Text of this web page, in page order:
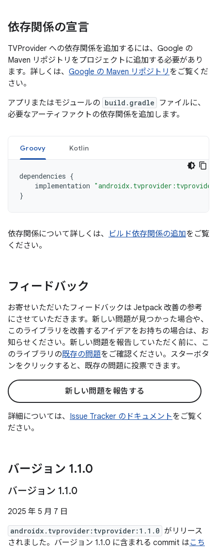
依存関係の宣言
TVProvider への依存関係を追加するには、Google の
Maven リポジトリをプロジェクトに追加する必要があり
ます。詳しくは、 Google の Maven リポジトリ をご覧くだ
さい。
アプリまたはモジュールの build.gradle
ファイルに、
必要なアーティファクトの依存関係を追加します。
Groovy Kotlin
dependencies {
implementation
}
依存関係について詳しくは、 ビルド依存関係の追加をご覧
ください。
フィードバック
お寄せいただいたフィードバックは Jetpack 改善の参考
にさせていただきます。新しい問題が見つかった場合や、
このライブラリを改善するアイデアをお持ちの場合は、お
知らせください。新しい問題を報告していただく前に、こ
のライブラリの既存の問題をご確認ください。スターボタ
ンをクリックすると、既存の問題に投票できます。
新しい問題を報告する
詳細については、 Issue Tracker のドキュメントをご覧く
ださい。
バージョン 1.1.0
バージョン 1.1.0
2025 年 5 月 7 日
androidx.tvprovider:tvprovider:1.1.0 がリリース
されました。バージョン 1.1.0 に含まれる commit はこち